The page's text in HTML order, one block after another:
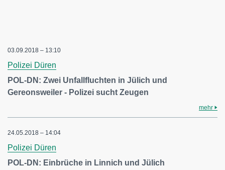
03.09.2018 – 13:10
Polizei Düren
POL-DN: Zwei Unfallfluchten in Jülich und
Gereonsweiler - Polizei sucht Zeugen
mehr
24.05.2018 – 14:04
Polizei Düren
POL-DN: Einbrüche in Linnich und Jülich